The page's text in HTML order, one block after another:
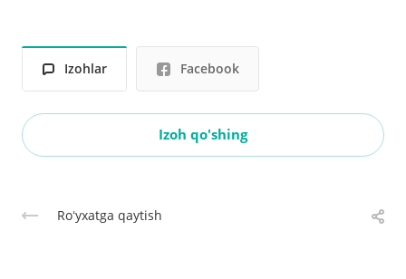
Izohlar Facebook
Izoh qo'shing
Roʻyxatga qaytish